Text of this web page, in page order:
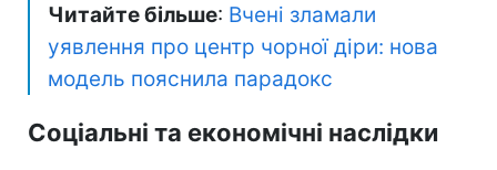
Читайте більше: Вчені зламали
уявлення про центр чорної діри: нова
модель пояснила парадокс
Соціальні та економічні наслідки